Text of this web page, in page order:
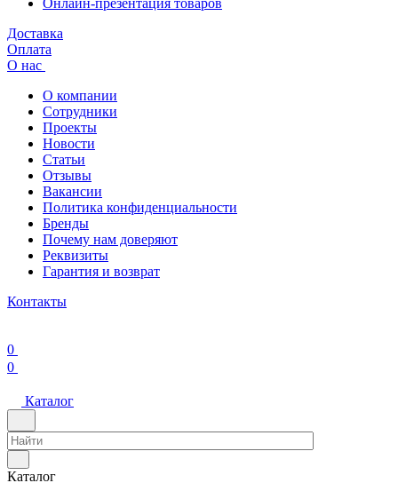
Онлайн-презентация товаров
Доставка
Оплата
О нас
О компании
Сотрудники
Проекты
Новости
Статьи
Отзывы
Вакансии
Политика конфиденциальности
Бренды
Почему нам доверяют
Реквизиты
Гарантия и возврат
Контакты
0
0
Каталог
Каталог